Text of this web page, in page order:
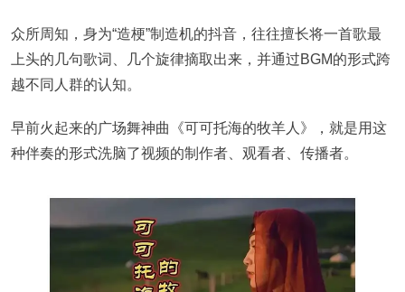
众所周知，身为“造梗”制造机的抖音，往往擅长将一首歌最
上头的几句歌词、几个旋律摘取出来，并通过BGM的形式跨
越不同人群的认知。
早前火起来的广场舞神曲《可可托海的牧羊人》，就是用这
种伴奏的形式洗脑了视频的制作者、观看者、传播者。